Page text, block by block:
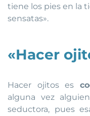
tiene los pies en la
sensatas».
«Hacer
Hacer ojitos es
alguna vez
seductora, pues